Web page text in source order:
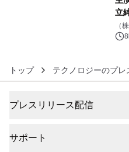
立
マ
（
トップ テクノロジーのプ
プレスリリース配信
サポート